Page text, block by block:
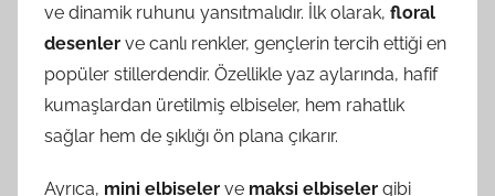
ve dinamik ruhunu yansıtmalıdır. İlk olarak, floral
desenler ve canlı renkler, gençlerin tercih ettiği en
popüler stillerdendir. Özellikle yaz aylarında, hafif
kumaşlardan üretilmiş elbiseler, hem rahatlık
sağlar hem de şıklığı ön plana çıkarır.
Ayrıca, mini elbiseler ve maksi elbiseler gibi